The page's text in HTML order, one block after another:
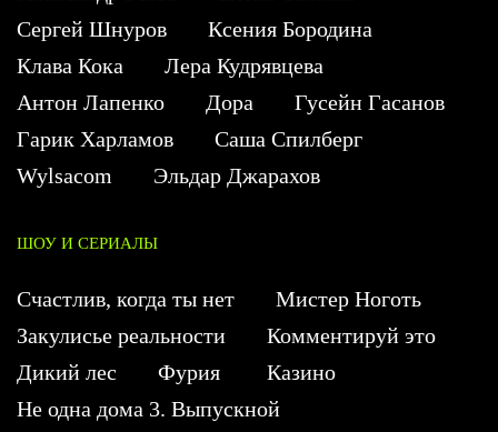
Сергей Шнуров
Ксения Бородина
Клава Кока
Лера Кудрявцева
Антон Лапенко
Дора
Гусейн Гасанов
Гарик Харламов
Саша Спилберг
Wylsacom
Эльдар Джарахов
ШОУ И СЕРИАЛЫ
Счастлив, когда ты нет
Мистер Ноготь
Закулисье реальности
Комментируй это
Дикий лес
Фурия
Казино
Не одна дома 3. Выпускной